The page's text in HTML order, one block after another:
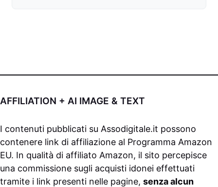
AFFILIATION + AI IMAGE & TEXT
I contenuti pubblicati su Assodigitale.it possono
contenere link di affiliazione al Programma Amazon
EU. In qualità di affiliato Amazon, il sito percepisce
una commissione sugli acquisti idonei effettuati
tramite i link presenti nelle pagine, senza alcun